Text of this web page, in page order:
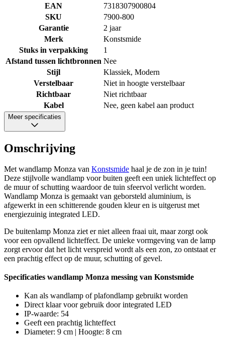
EAN
7318307900804
SKU
7900-800
Garantie
2 jaar
Merk
Konstsmide
Stuks in verpakking
1
Afstand tussen lichtbronnen Nee
Stijl
Klassiek, Modern
Verstelbaar
Niet in hoogte verstelbaar
Richtbaar
Niet richtbaar
Kabel
Nee, geen kabel aan product
Meer specificaties
Omschrijving
Met wandlamp Monza van Konstsmide haal je de zon in je tuin!
Deze stijlvolle wandlamp voor buiten geeft een uniek lichteffect op
de muur of schutting waardoor de tuin sfeervol verlicht worden.
Wandlamp Monza is gemaakt van geborsteld aluminium, is
afgewerkt in een schitterende gouden kleur en is uitgerust met
energiezuinig integrated LED.
De buitenlamp Monza ziet er niet alleen fraai uit, maar zorgt ook
voor een opvallend lichteffect. De unieke vormgeving van de lamp
zorgt ervoor dat het licht verspreid wordt als een zon, zo ontstaat er
een prachtig effect op de muur, schutting of gevel.
Specificaties wandlamp Monza messing van Konstsmide
Kan als wandlamp of plafondlamp gebruikt worden
Direct klaar voor gebruik door integrated LED
IP-waarde: 54
Geeft een prachtig lichteffect
Diameter: 9 cm | Hoogte: 8 cm